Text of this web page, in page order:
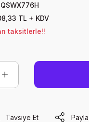
TL + KDV
taksitlerle!!
Tavsiye Et